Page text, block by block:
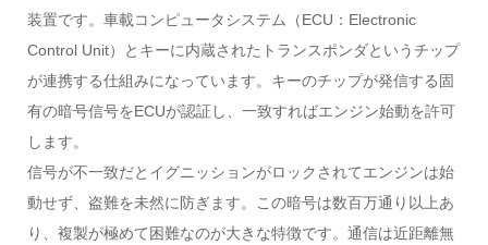
装置です。車載コンピュータシステム（ECU：Electronic
Control Unit）とキーに内蔵されたトランスポンダというチップ
が連携する仕組みになっています。キーのチップが発信する固
有の暗号信号をECUが認証し、一致すればエンジン始動を許可
します。
信号が不一致だとイグニッションがロックされてエンジンは始
動せず、盗難を未然に防ぎます。この暗号は数百万通り以上あ
り、複製が極めて困難なのが大きな特徴です。通信は近距離無